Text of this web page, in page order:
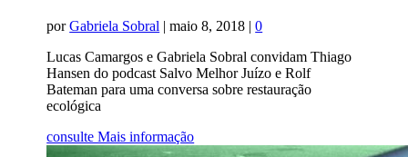
porGabriela Sobral |maio 8, 2018 |0
Lucas Camargos e Gabriela Sobral convidam Thiago
Hansen do podcast Salvo Melhor Juízo e Rolf
Bateman para uma conversa sobre restauração
ecológica
consulte Mais informação